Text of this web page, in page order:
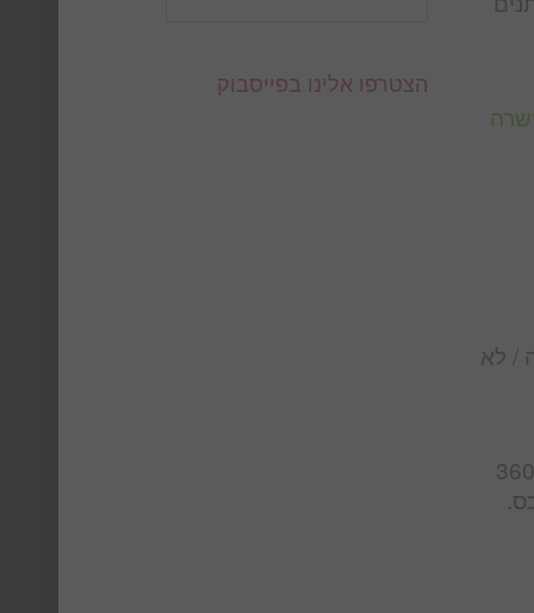
הצטרפו אלינו בפייסבוק
/ לא
חברת קיסר ניהול נכסים מנהלת מזה 15 שנה נכסים לבעלי נכסים ומעניקה ללא תשלום שירות מקיף של 360